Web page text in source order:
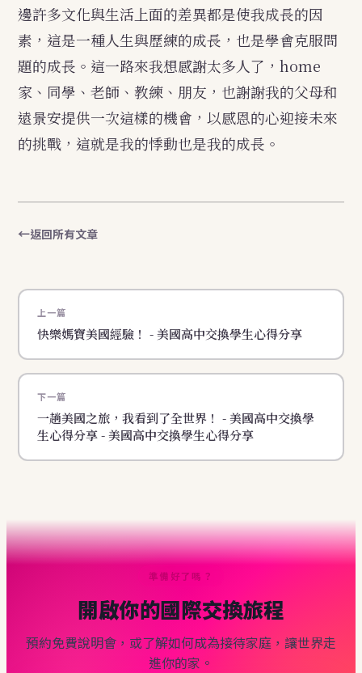
邊許多文化與生活上面的差異都是使我成長的因
素，這是一種人生與歷練的成長，也是學會克服問
題的成長。這一路來我想感謝太多人了，home
家、同學、老師、教練、朋友，也謝謝我的父母和
遠景安提供一次這樣的機會，以感恩的心迎接未來
的挑戰，這就是我的悸動也是我的成長。
返回所有文章
上一篇
快樂媽寶美國經驗！ - 美國高中交換學生心得分享
下一篇
一趟美國之旅，我看到了全世界！ - 美國高中交換學
生心得分享 - 美國高中交換學生心得分享
準備好了嗎？
開啟你的國際交換旅程
預約免費說明會，或了解如何成為接待家庭，讓世界走
進你的家。